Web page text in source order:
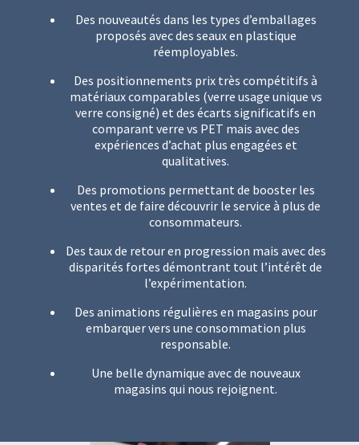
Des nouveautés dans les types d’emballages
proposés avec des seaux en plastique
réemployables.
Des positionnements prix très compétitifs à
matériaux comparables (verre usage unique vs
verre consigné) et des écarts significatifs en
comparant verre vs PET mais avec des
expériences d’achat plus engagées et
qualitatives.
Des promotions permettant de booster les
ventes et de faire découvrir le service à plus de
consommateurs.
Des taux de retour en progression mais avec des
disparités fortes démontrant tout l’intérêt de
l’expérimentation.
Des animations régulières en magasins pour
embarquer vers une consommation plus
responsable.
Une belle dynamique avec de nouveaux
magasins qui nous rejoignent.